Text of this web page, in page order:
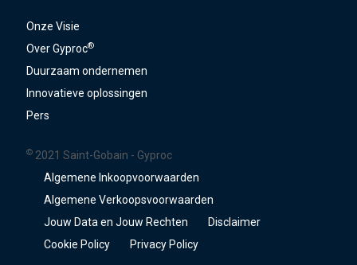
Onze Visie
Over Gyproc®
Duurzaam ondernemen
Innovatieve oplossingen
Pers
© 2021 Saint-Gobain - Gyproc
Algemene Inkoopvoorwaarden
Algemene Verkoopsvoorwaarden
Jouw Data en Jouw Rechten
Disclaimer
Cookie Policy
Privacy Policy